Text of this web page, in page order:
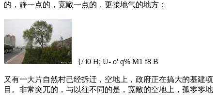
的，静一点的，宽敞一点的，更接地气的地方：
{/ i0 H; U- o' q% M1 f8 B
又有一大片自然村已经拆迁，空地上，政府正在搞大的基建项
目。非常突兀的，与以往不同的是，宽敞的空地上，孤零零地